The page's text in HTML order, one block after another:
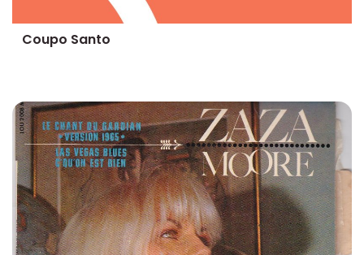
Coupo Santo